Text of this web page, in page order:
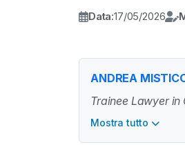
Data:17/05/2026
ANDREA
Trainee Lawyer
Mostra tutto